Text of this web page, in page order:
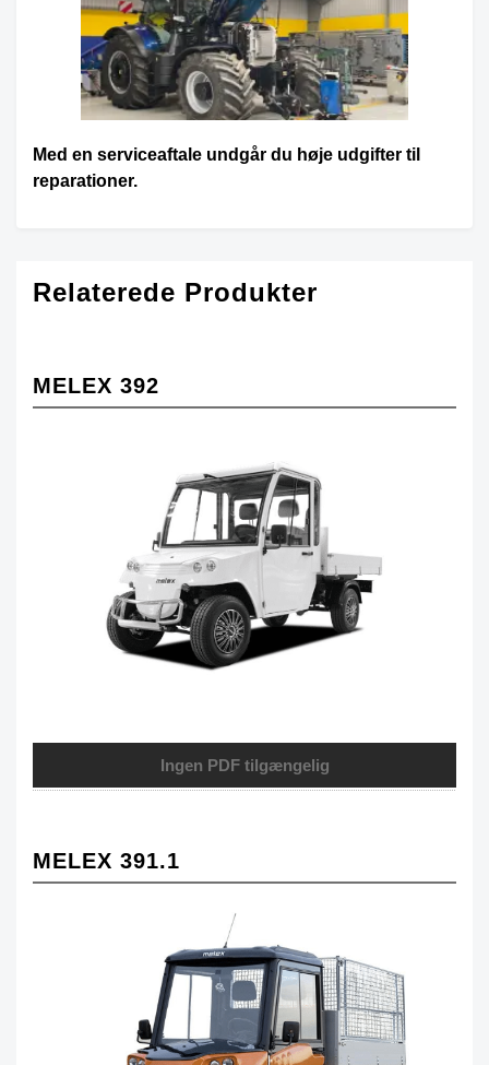
Med en serviceaftale undgår du høje udgifter til
reparationer.
Relaterede Produkter
MELEX 392
Ingen PDF tilgængelig
MELEX 391.1